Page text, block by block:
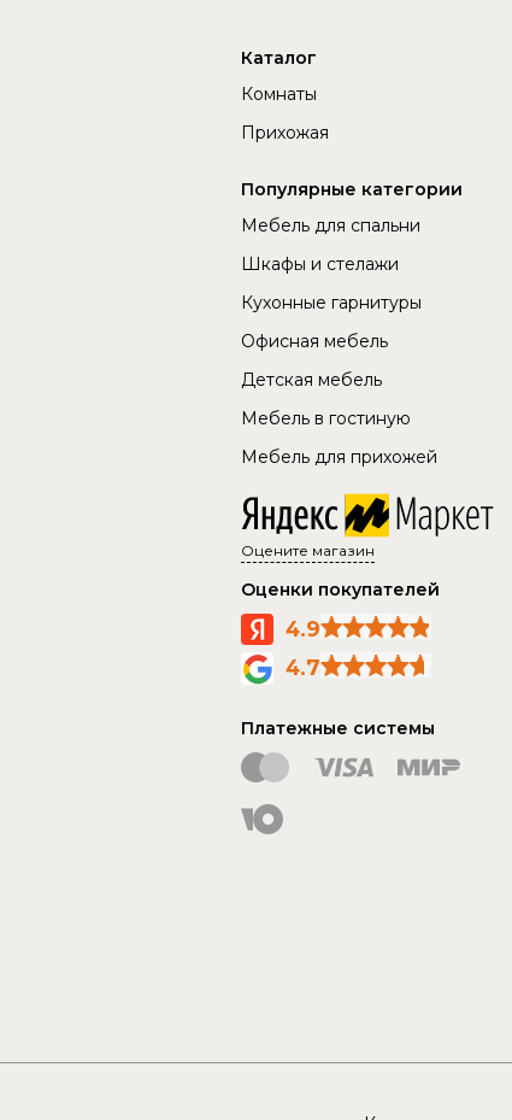
Каталог
Комнаты
Прихожая
Популярные категории
Мебель для спальни
Шкафы и стелажи
Кухонные гарнитуры
Офисная мебель
Детская мебель
Мебель в гостиную
Мебель для прихожей
Оцените магазин
Оценки покупателей
4.9
4.7
Платежные системы